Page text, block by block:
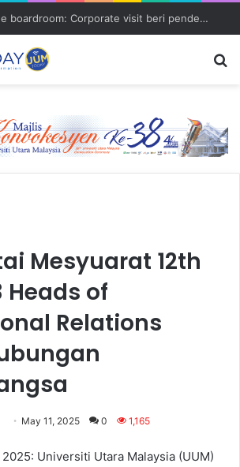
BGS beyond the boardroom: Corporate visit beri pendedahan dunia korporat kepada PELAJAR UUM
Mesyuarat 12th
Heads of
Relations
May 11, 2025 0 1,165
2025: Universiti Utara Malaysia (UUM)